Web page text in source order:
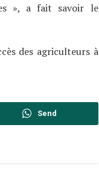
», a fait savoir le
des agriculteurs à
Send